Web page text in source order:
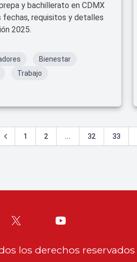
y bachillerato en CDMX
fechas, requisitos y detalles
2025.
Bienestar
Trabajo
1 2 ... 32 33
los derechos reservados